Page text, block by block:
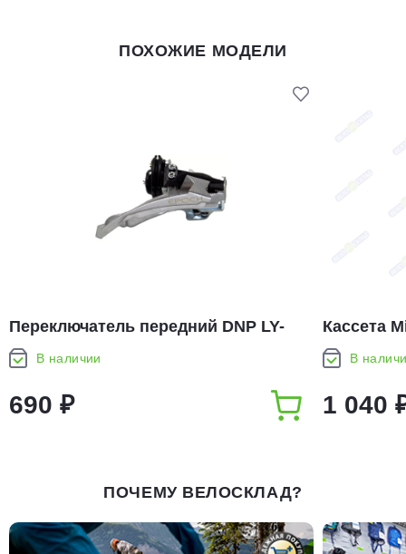
ПОХОЖИЕ МОДЕЛИ
Переключатель передний DNP LY-
G838L 34.9 мм, ун. тяга
В наличии
690 ₽
Кассета
28T
В
1 040
ПОЧЕМУ ВЕЛОСКЛАД?